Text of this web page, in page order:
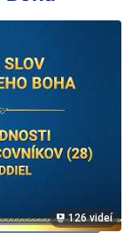
126 videí